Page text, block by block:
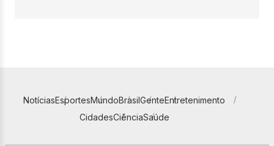
NotíciasEsportesMundoBrasilGenteEntretenimento
CidadesCiênciaSaúde